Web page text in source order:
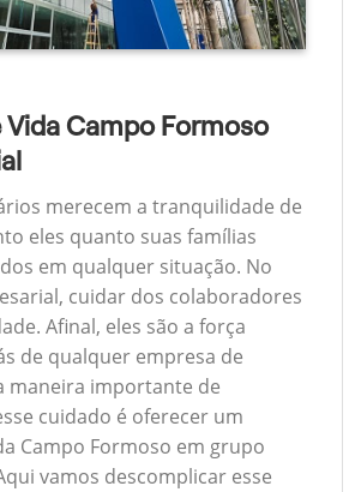
Vida Campo Formoso
merecem a tranquilidade de
eles quanto suas famílias
em qualquer situação. No
cuidar dos colaboradores
Afinal, eles são a força
de qualquer empresa de
maneira importante de
cuidado é oferecer um
Campo Formoso em grupo
vamos descomplicar esse